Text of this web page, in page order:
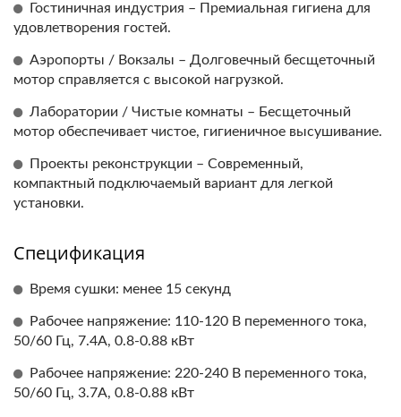
Гостиничная индустрия – Премиальная гигиена для
удовлетворения гостей.
Аэропорты / Вокзалы – Долговечный бесщеточный
мотор справляется с высокой нагрузкой.
Лаборатории / Чистые комнаты – Бесщеточный
мотор обеспечивает чистое, гигиеничное высушивание.
Проекты реконструкции – Современный,
компактный подключаемый вариант для легкой
установки.
Спецификация
Время сушки: менее 15 секунд
Рабочее напряжение: 110-120 В переменного тока,
50/60 Гц, 7.4A, 0.8-0.88 кВт
Рабочее напряжение: 220-240 В переменного тока,
50/60 Гц, 3.7A, 0.8-0.88 кВт